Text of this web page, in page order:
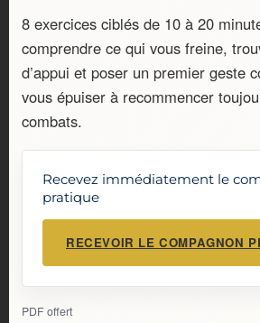
8 exercices ciblés de 10 à 20
comprendre ce qui vous freine,
d’appui et poser un premier geste
vous épuiser à recommencer
combats.
Recevez immédiatement le
pratique
RECEVOIR LE COMPAGNON
PDF offert